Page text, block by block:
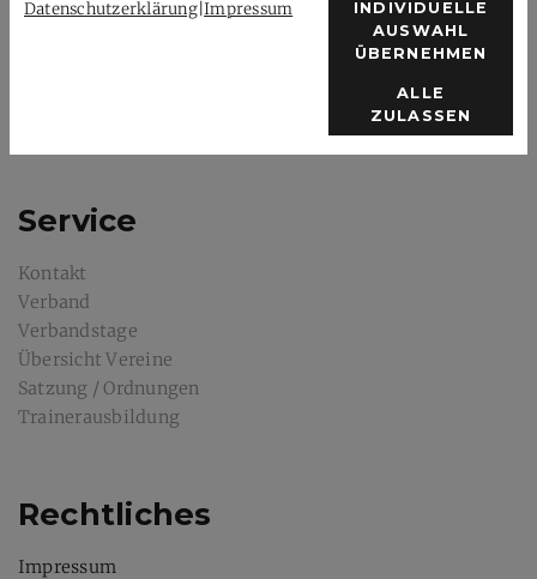
Service
Kontakt
Verband
Verbandstage
Übersicht Vereine
Satzung / Ordnungen
Trainerausbildung
Rechtliches
Impressum
Datenschutzerklärung|Impressum
INDIVIDUELLE
AUSWAHL
ÜBERNEHMEN
ALLE
ZULASSEN